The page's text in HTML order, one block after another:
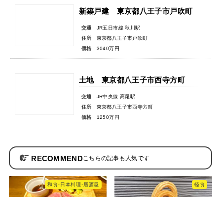
新築戸建 東京都八王子市戸吹町
交通
JR五日市線 秋川駅
住所
東京都八王子市戸吹町
価格
3040万円
土地 東京都八王子市西寺方町
交通
JR中央線 高尾駅
住所
東京都八王子市西寺方町
価格
1250万円
RECOMMEND
和食･日本料理･居酒屋 軽食